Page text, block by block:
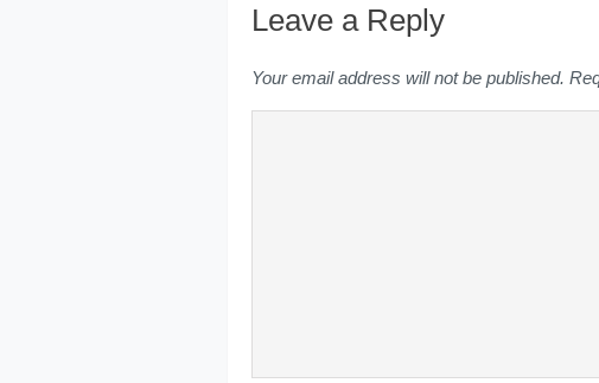
Leave a Reply
Your email address will not be published.